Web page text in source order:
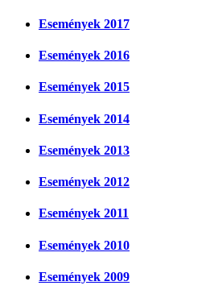
Események 2017
Események 2016
Események 2015
Események 2014
Események 2013
Események 2012
Események 2011
Események 2010
Események 2009